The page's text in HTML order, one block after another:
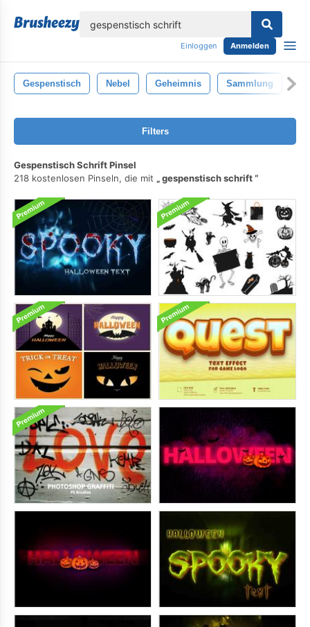
Einloggen Anmelden
Gespenstisch Nebel Geheimnis Sammlung
Filters
Gespenstisch Schrift Pinsel
218 kostenlosen Pinseln, die mit
gespenstisch schrift